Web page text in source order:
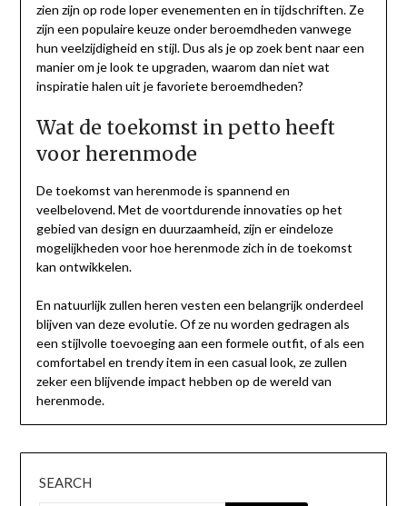
zien zijn op rode loper evenementen en in tijdschriften. Ze
zijn een populaire keuze onder beroemdheden vanwege
hun veelzijdigheid en stijl. Dus als je op zoek bent naar een
manier om je look te upgraden, waarom dan niet wat
inspiratie halen uit je favoriete beroemdheden?
Wat de toekomst in petto heeft
voor herenmode
De toekomst van herenmode is spannend en
veelbelovend. Met de voortdurende innovaties op het
gebied van design en duurzaamheid, zijn er eindeloze
mogelijkheden voor hoe herenmode zich in de toekomst
kan ontwikkelen.
En natuurlijk zullen heren vesten een belangrijk onderdeel
blijven van deze evolutie. Of ze nu worden gedragen als
een stijlvolle toevoeging aan een formele outfit, of als een
comfortabel en trendy item in een casual look, ze zullen
zeker een blijvende impact hebben op de wereld van
herenmode.
SEARCH